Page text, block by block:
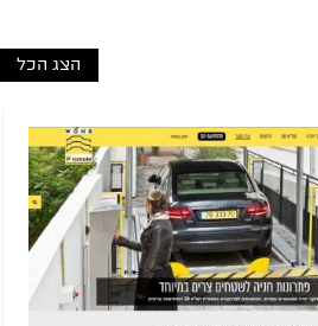
הצג הכל